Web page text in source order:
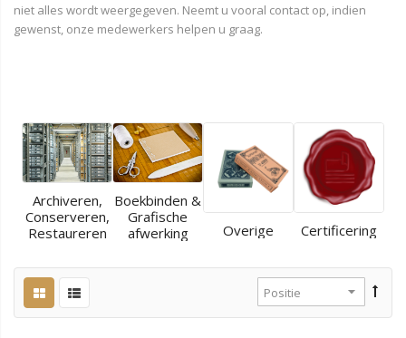
niet alles wordt weergegeven. Neemt u vooral contact op, indien
gewenst, onze medewerkers helpen u graag.
Archiveren,
Conserveren,
Restaureren
Boekbinden &
Grafische
afwerking
Overige Certificering